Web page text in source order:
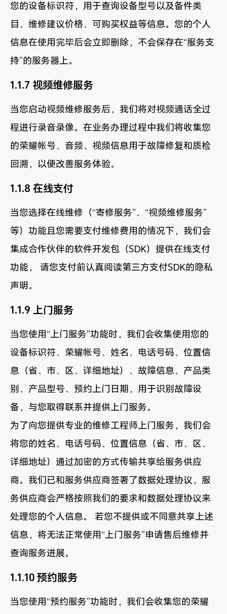
您的设备标识符，用于查询设备型号以及备件类
目、维修建议价格、可购买权益等信息。您的个人
信息在使用完毕后会立即删除，不会保存在“服务支
持”的服务器上。
1.1.7 视频维修服务
当您启动视频维修服务后，我们将对视频通话全过
程进行录音录像。在业务办理过程中我们将收集您
的荣耀帐号、音频、视频信息用于故障修复和质检
回溯，以便改善服务体验。
1.1.8 在线支付
当您选择在线维修（“寄修服务”、“视频维修服务”
等）功能且您需要支付维修费用的情况下，我们会
集成合作伙伴的软件开发包（SDK）提供在线支付
功能， 请您支付前认真阅读第三方支付SDK的隐私
声明。
1.1.9 上门服务
当您使用“上门服务”功能时，我们会收集使用您的
设备标识符、荣耀帐号、姓名、电话号码、位置信
息（省、市、区、详细地址）、故障信息、产品类
别、产品型号、预约上门日期，用于识别故障设
备，与您取得联系并提供上门服务。
为了向您提供专业的维修工程师上门服务，我们会
将您的姓名、电话号码、位置信息（省、市、区、
详细地址）通过加密的方式传输共享给服务供应
商。我们已和服务供应商签署了数据处理协议，服
务供应商会严格按照我们的要求和数据处理协议来
处理您的个人信息。 若您不提供或不同意共享上述
信息，将无法正常使用“上门服务”申请售后维修并
查询服务进展。
1.1.10 预约服务
当您使用“预约服务”功能时，我们会收集您的荣耀